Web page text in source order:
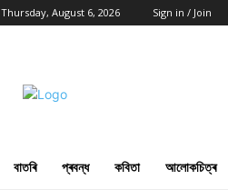
Thursday, August 6, 2026 Sign in / Join
বাতৰি প্ৰবন্ধ কবিতা আলোকচিত্ৰ